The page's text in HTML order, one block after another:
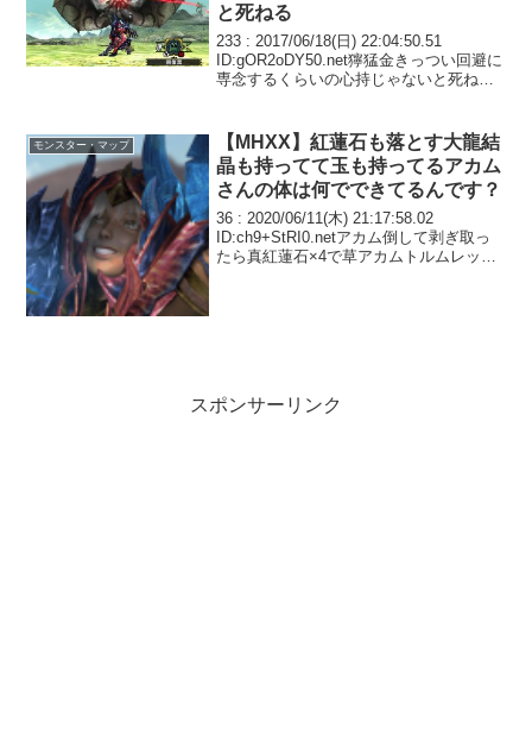
と死ねる
233 : 2017/06/18(日) 22:04:50.51
ID:gOR2oDY50.net獰猛金きっつい回避に
専念するくらいの心持じゃないと死ねる
モンスター・マップ
【MHXX】紅蓮石も落とす大龍結
晶も持ってて玉も持ってるアカム
さんの体は何でできてるんです？
36 : 2020/06/11(木) 21:17:58.02
ID:ch9+StRI0.netアカム倒して剥ぎ取っ
たら真紅蓮石×4で草アカムトルムレッド
スポンサーリンク